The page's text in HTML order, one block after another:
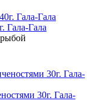
Гала-Гала
30г. Гала-